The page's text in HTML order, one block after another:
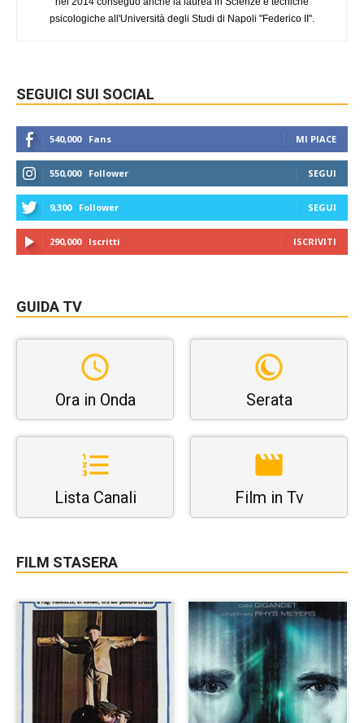
psicologiche all'Università degli Studi di Napoli "Federico II".
SEGUICI SUI SOCIAL
540,000 Fans MI PIACE
550,000 Follower SEGUI
9,300 Follower SEGUI
290,000 Iscritti ISCRIVITI
GUIDA TV
Ora in Onda Serata
Lista Canali Film in Tv
FILM STASERA